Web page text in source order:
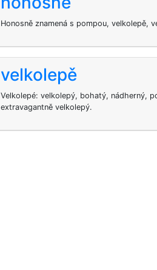
Honosně znamená s pompou, velkolepě,
velkolepě
Velkolepé: velkolepý, bohatý, nádherný,
extravagantně velkolepý.